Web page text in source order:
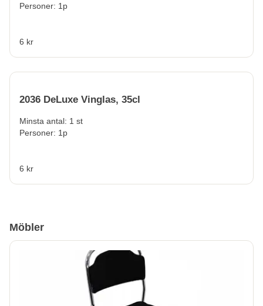
Personer: 1p
6 kr
2036 DeLuxe Vinglas, 35cl
Minsta antal: 1 st
Personer: 1p
6 kr
Möbler